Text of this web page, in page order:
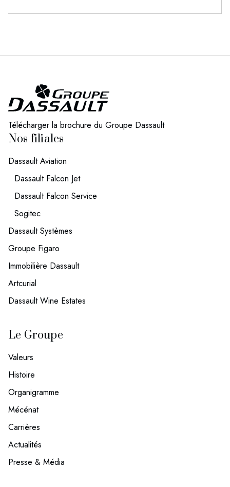
préservation du patrimoine national.
Télécharger la brochure du Groupe Dassault
Nos filiales
Dassault Aviation
Dassault Falcon Jet
Dassault Falcon Service
Sogitec
Dassault Systèmes
Groupe Figaro
Immobilière Dassault
Artcurial
Dassault Wine Estates
Le Groupe
Valeurs
Histoire
Organigramme
Mécénat
Carrières
Actualités
Presse & Média